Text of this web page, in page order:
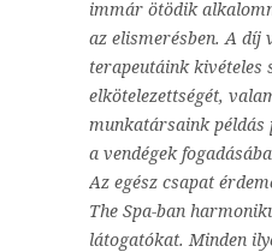
immár ötödik
az elismerésben. A díj
terapeutáink kivételes
elkötelezettségét,
munkatársaink példás
a vendégek
Az egész csapat
The Spa-ban
látogatókat. Minden